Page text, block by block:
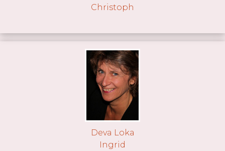
Christoph
Deva Loka
Ingrid